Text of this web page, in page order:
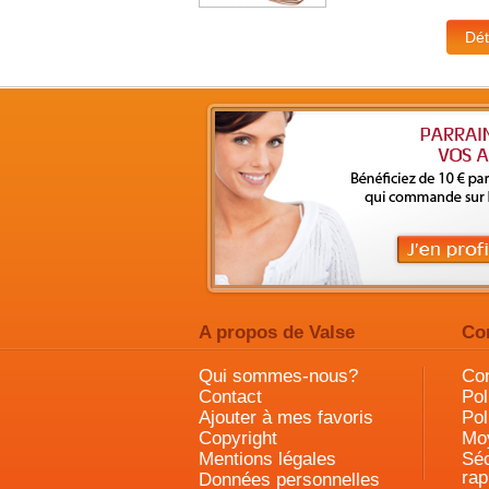
A propos de Valse
Qui sommes-nous?
Contact
Ajouter à mes favoris
Copyright
Mentions légales
Données personnelles